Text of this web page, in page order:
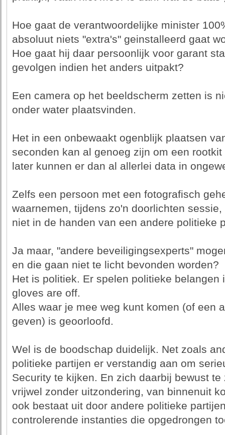
Hoe gaat de verantwoordelijke minister
absoluut niets "extra's" geinstalleerd gaat
Hoe gaat hij daar persoonlijk voor garant
gevolgen indien het anders uitpakt?
Een camera op het beeldscherm zetten is
onder water plaatsvinden.
Het in een onbewaakt ogenblijk plaatsen
seconden kan al genoeg zijn om een
later kunnen er dan al allerlei data in
Zelfs een persoon met een fotografisch
waarnemen, tijdens zo'n doorlichten
niet in de handen van een andere politieke
Ja maar, "andere beveiligingsexperts"
en die gaan niet te licht bevonden worden?
Het is politiek. Er spelen politieke belangen
gloves are off.
Alles waar je mee weg kunt komen (of een
geven) is geoorloofd.
Wel is de boodschap duidelijk. Net zoals
politieke partijen er verstandig aan om
Security te kijken. En zich daarbij bewust
vrijwel zonder uitzondering, van binnenuit
ook bestaat uit door andere politieke
controlerende instanties die opgedrongen